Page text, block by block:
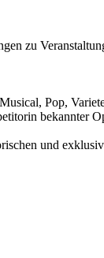
zu
Pop,
bekannter
und